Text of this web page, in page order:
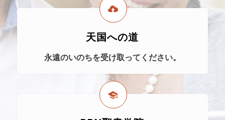
天国への道
永遠のいのちを受け取ってください。